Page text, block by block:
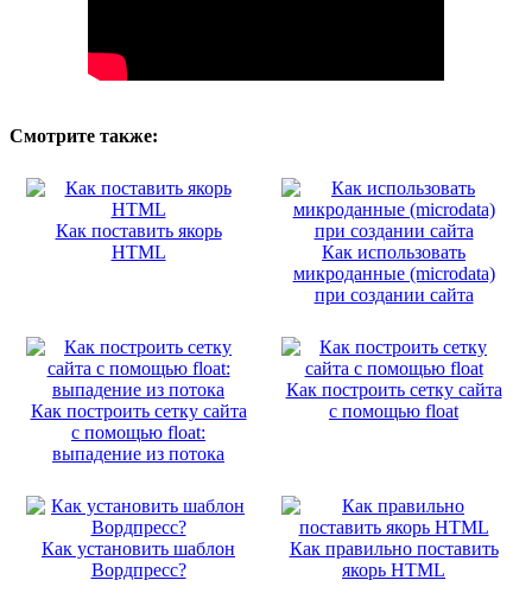
Смотрите также:
Как поставить якорь
HTML
Как использовать
микроданные (microdata)
при создании сайта
Как построить сетку сайта
с помощью float:
выпадение из потока
Как построить сетку сайта
с помощью float
Как установить шаблон
Вордпресс?
Как правильно поставить
якорь HTML